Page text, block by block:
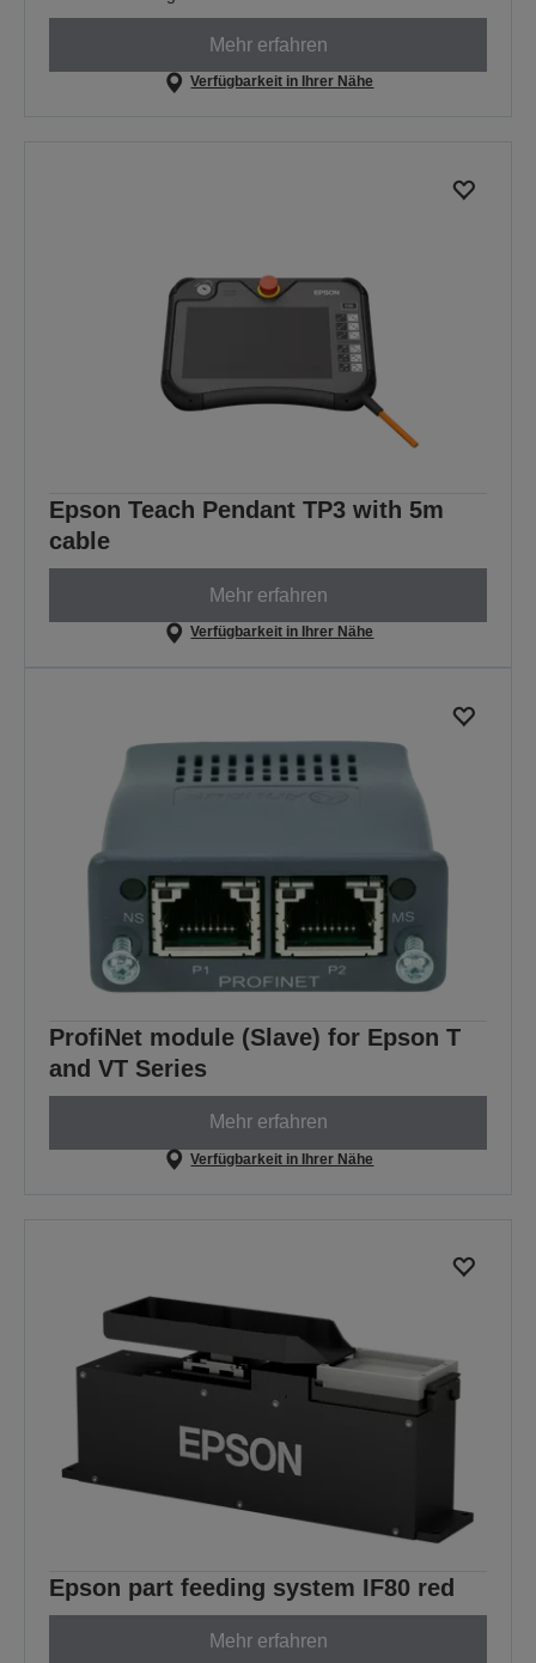
Mehr erfahren
Verfügbarkeit in Ihrer Nähe
Epson Teach Pendant TP3 with 5m
cable
Mehr erfahren
Verfügbarkeit in Ihrer Nähe
ProfiNet module (Slave) for Epson T
and VT Series
Mehr erfahren
Verfügbarkeit in Ihrer Nähe
Epson part feeding system IF80 red
Mehr erfahren